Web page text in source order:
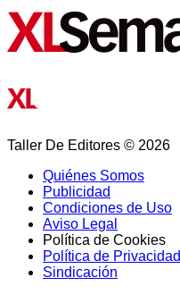
Taller De Editores © 2026
Quiénes Somos
Publicidad
Condiciones de Uso
Aviso Legal
Política de Cookies
Política de Privacidad
Sindicación